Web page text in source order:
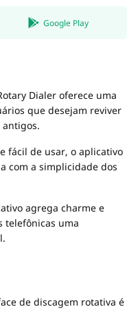
Google Play
Dialer oferece uma
que desejam reviver
antigos.
fácil de usar, o aplicativo
com a simplicidade dos
agrega charme e
telefônicas uma
de discagem rotativa é